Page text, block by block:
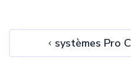
systèmes Pro C